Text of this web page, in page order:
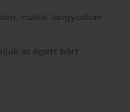
csakis langyosban
az égett bőrt